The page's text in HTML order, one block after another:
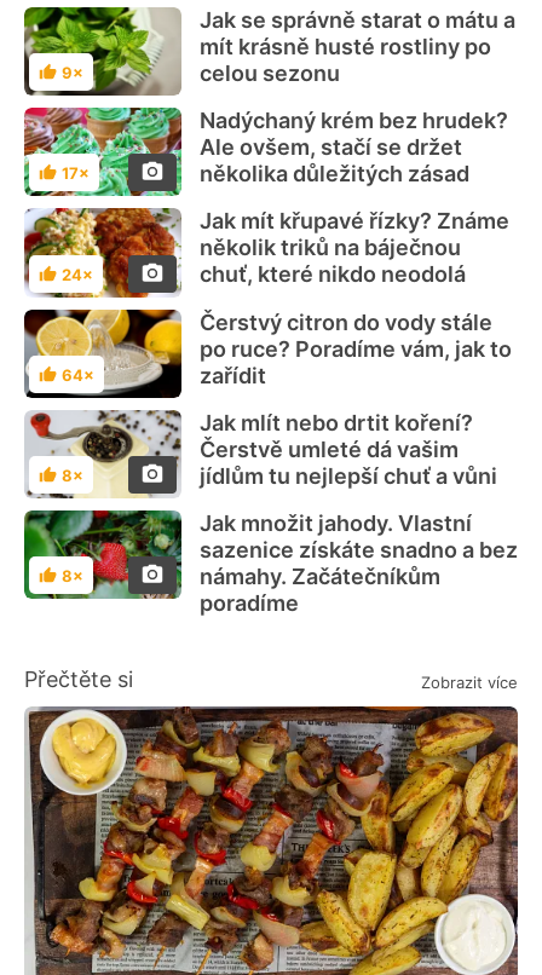
Hodnocení
9×
Jak se správně starat o mátu a
mít krásně husté rostliny po
celou sezonu
Hodnocení
17×
Nadýchaný krém bez hrudek?
Ale ovšem, stačí se držet
několika důležitých zásad
Hodnocení
24×
Jak mít křupavé řízky? Známe
několik triků na báječnou
chuť, které nikdo neodolá
Hodnocení
64×
Čerstvý citron do vody stále
po ruce? Poradíme vám, jak to
zařídit
Hodnocení
8×
Jak mlít nebo drtit koření?
Čerstvě umleté dá vašim
jídlům tu nejlepší chuť a vůni
Hodnocení
8×
Jak množit jahody. Vlastní
sazenice získáte snadno a bez
námahy. Začátečníkům
poradíme
Přečtěte si Zobrazit více